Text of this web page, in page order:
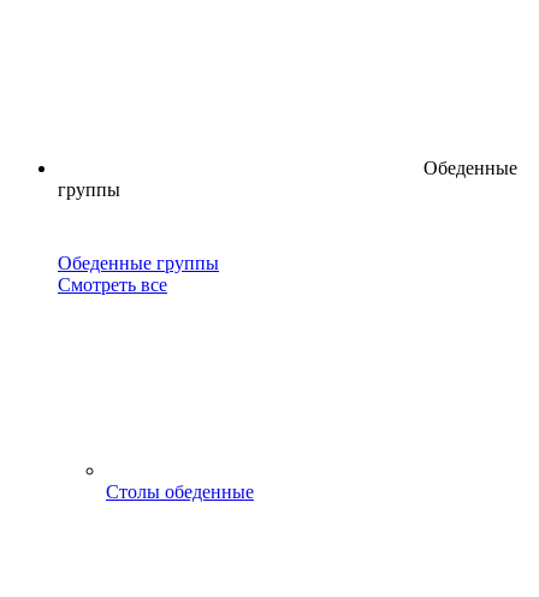
Обеденные
группы
Обеденные группы
Смотреть все
Столы обеденные